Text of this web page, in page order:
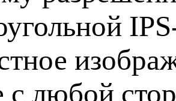
с любой